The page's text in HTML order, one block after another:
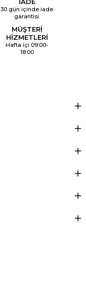
İADE
30 gün içinde iade
garantisi.
MÜŞTERİ
HİZMETLERİ
Hafta içi 09:00-
18:00